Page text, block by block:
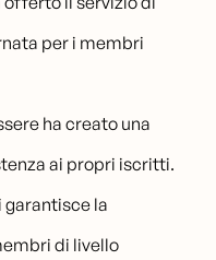
per i membri
ha creato una
ai propri iscritti.
garantisce la
di livello